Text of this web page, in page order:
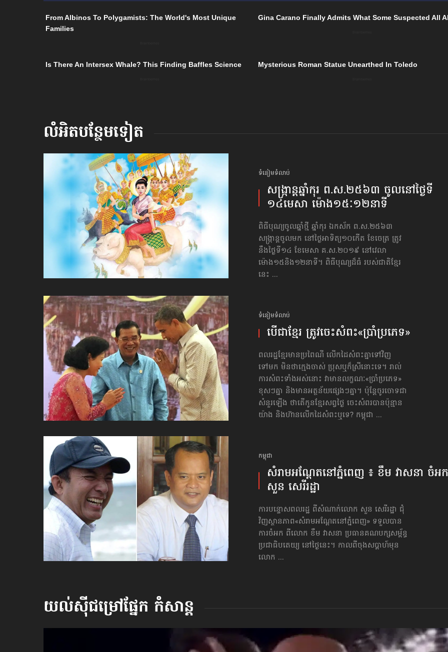
លំអិតបន្ថែមទៀត
ទំនៀមទំលាប់
សង្ក្រាន្តឆ្នាំកុរ ព.ស.២៥៦៣ ចូលនៅ​ថ្ងៃទី​
១៤មេសា ម៉ោង​១៥ៈ១២​នាទី
ពិធីបុណ្យចូលឆ្នាំថ្មី ឆ្នាំកុរ ឯកស័ក ព.ស.២៥៦៣
សង្ក្រាន្តចូលមក នៅថ្ងៃអាទិត្យ១០កើត ខែចេត្រ ត្រូវ
នឹងថ្ងៃទី១៤ ខែមេសា គ.ស.២០១៩ នៅវេលា
ម៉ោង១៥​និង​១២នាទី។ ពិធីបុណ្យដ៏ធំ របស់ជាតិខ្មែរ
នេះ ...
ទំនៀមទំលាប់
បើ​ជា​ខ្មែរ ត្រូវ​ចេះ​សំពះ«ប្រាំ​ប្រភេទ»
ពលរដ្ឋខ្មែរមានប្រពៃណី លើកដៃសំពះគ្នាទៅវិញ
ទៅមក មិនថាក្មេងចាស់ ប្រុស​ឬ​ក៏​ស្រី​នោះ​ទេ។ រាល់
ការសំពះទាំងអស់នោះ វាមានលក្ខណៈ«ប្រាំ​ប្រភេទ»
ខុសៗគ្នា និងមានអត្ថន័យផ្សេងៗគ្នា។ ប៉ុន្តែចូរចោទជា
សំនួរឡើង ថាតើកូនខ្មែរសព្វថ្ងៃ ចេះសំពរបានប៉ុន្មាន
យ៉ាង និងហ៊ានលើកដៃសំពះឬទេ? កម្ពុជា ...
កម្ពុជា
សំរាមអណ្ដែតនៅភ្នំពេញ ៖ ខឹម វាសនា ចំអ
សួន សេរីរដ្ឋា
ការបន្ទោសពលរដ្ឋ ពីសំណាក់លោក សួន សេរីរដ្ឋា ជុំ
វិញស្ថានភាព«សំរាមអណ្ដែតនៅភ្នំពេញ» ទទួលបាន
ការចំអក ពីលោក ខឹម វាសនា ប្រធានគណបក្សសម្ព័ន្ធ
ប្រជាធិបតេយ្យ នៅថ្ងៃនេះ។ កាលពីចុងសប្ដាហ៍មុន
លោក ...
យល់ស៊ីជម្រៅផ្នែក កំសាន្ដ